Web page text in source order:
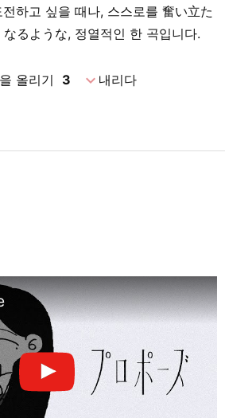
하고 싶을 때나, 스스로를 奮い立た
るような, 정열적인 한 곡입니다.
올리기 3 expand_more내리다